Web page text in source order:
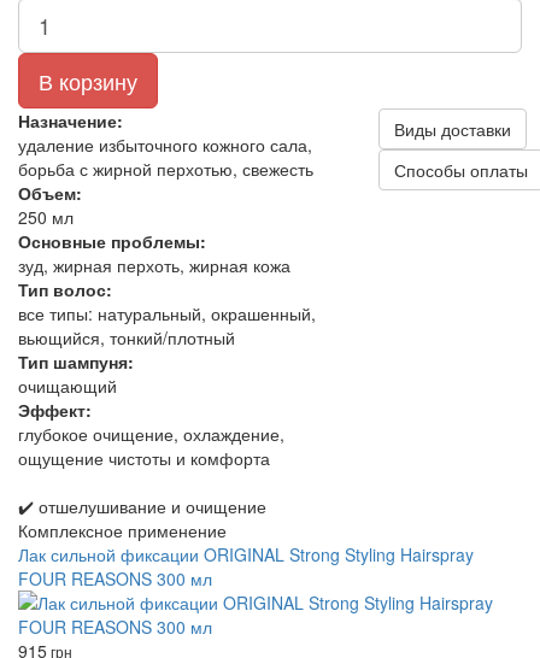
В корзину
Назначение:
удаление избыточного кожного сала,
борьба с жирной перхотью, свежесть
Объем:
250 мл
Основные проблемы:
зуд, жирная перхоть, жирная кожа
Тип волос:
все типы: натуральный, окрашенный,
вьющийся, тонкий/плотный
Тип шампуня:
очищающий
Эффект:
глубокое очищение, охлаждение,
ощущение чистоты и комфорта
Виды доставки
Способы оплаты
✔️ отшелушивание и очищение
Комплексное применение
Лак сильной фиксации ORIGINAL Strong Styling Hairspray
FOUR REASONS 300 мл
915грн